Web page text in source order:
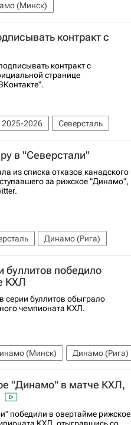
(Минск)
контракт с
контракт с
странице
2026 Северсталь
в "Северстали"
из списка отказов канадского
за рижское "Динамо",
Динамо (Рига)
победило
КХЛ
серии буллитов обыграло
чемпионата КХЛ.
(Минск) Динамо (Рига)
"Динамо" в матче КХЛ,
победили в овертайме рижское
КХЛ, отыгравшись со